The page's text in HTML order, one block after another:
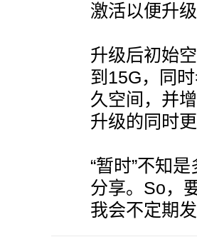
激活以便升级
升级后初始
到15G，同
久空间，并
升级的同时
“暂时”不知
分享。So，
我会不定期发